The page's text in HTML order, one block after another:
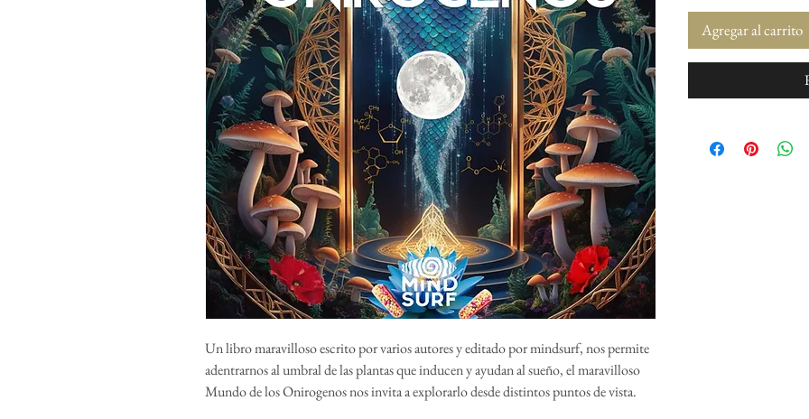
Un libro maravilloso escrito por varios autores y editado por mindsurf, nos permite
adentrarnos al umbral de las plantas que inducen y ayudan al sueño, el maravilloso
Mundo de los Onirogenos nos invita a explorarlo desde distintos puntos de vista.
Agregar al carrito